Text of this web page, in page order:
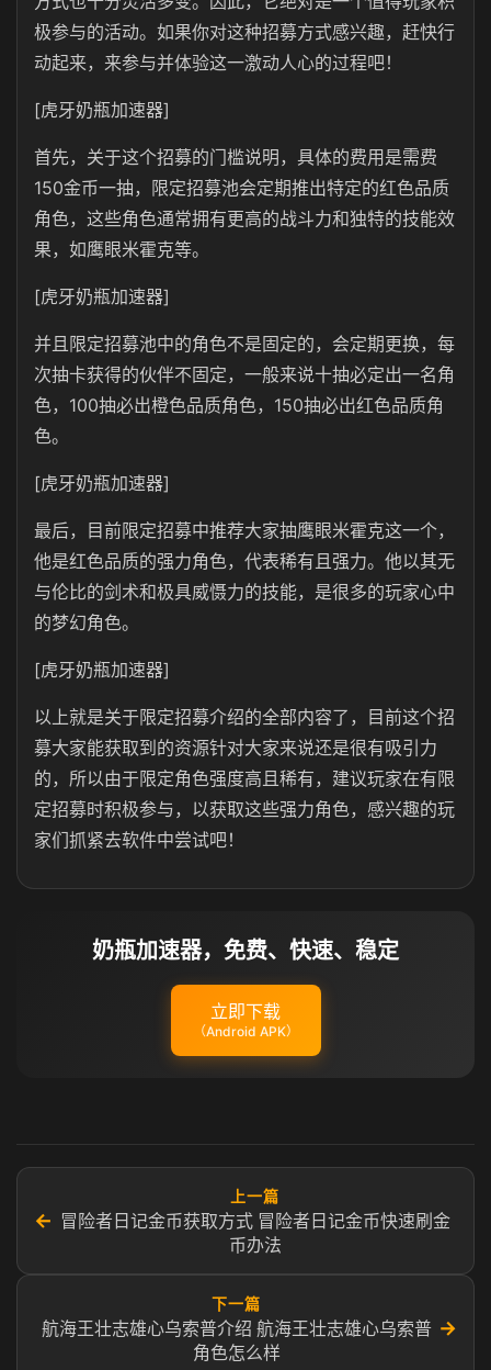
极参与的活动。如果你对这种招募方式感兴趣，赶快行
动起来，来参与并体验这一激动人心的过程吧！
[虎牙奶瓶加速器]
首先，关于这个招募的门槛说明，具体的费用是需费
150金币一抽，限定招募池会定期推出特定的红色品质
角色，这些角色通常拥有更高的战斗力和独特的技能效
果，如鹰眼米霍克等。
[虎牙奶瓶加速器]
并且限定招募池中的角色不是固定的，会定期更换，每
次抽卡获得的伙伴不固定，一般来说十抽必定出一名角
色，100抽必出橙色品质角色，150抽必出红色品质角
色。
[虎牙奶瓶加速器]
最后，目前限定招募中推荐大家抽鹰眼米霍克这一个，
他是红色品质的强力角色，代表稀有且强力。他以其无
与伦比的剑术和极具威慑力的技能，是很多的玩家心中
的梦幻角色。
[虎牙奶瓶加速器]
以上就是关于限定招募介绍的全部内容了，目前这个招
募大家能获取到的资源针对大家来说还是很有吸引力
的，所以由于限定角色强度高且稀有，建议玩家在有限
定招募时积极参与，以获取这些强力角色，感兴趣的玩
家们抓紧去软件中尝试吧！‌‌
奶瓶加速器，免费、快速、稳定
立即下载
（Android APK）
←
上一篇
冒险者日记金币获取方式 冒险者日记金币快速刷金
币办法
下一篇
航海王壮志雄心乌索普介绍 航海王壮志雄心乌索普
角色怎么样
→